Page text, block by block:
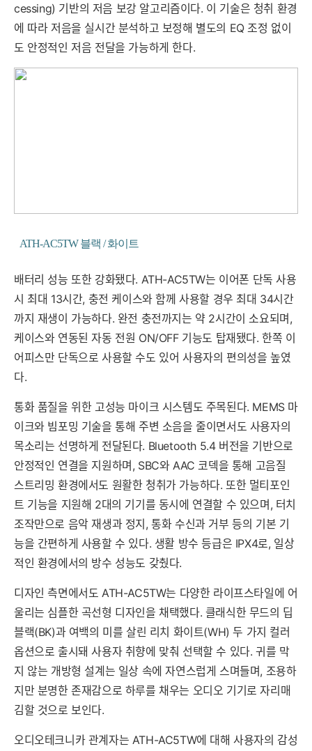
cessing) 기반의 저음 보강 알고리즘이다. 이 기술은 청취 환경
에 따라 저음을 실시간 분석하고 보정해 별도의 EQ 조정 없이
도 안정적인 저음 전달을 가능하게 한다.
ATH-AC5TW 블랙 / 화이트
배터리 성능 또한 강화됐다. ATH-AC5TW는 이어폰 단독 사용
시 최대 13시간, 충전 케이스와 함께 사용할 경우 최대 34시간
까지 재생이 가능하다. 완전 충전까지는 약 2시간이 소요되며,
케이스와 연동된 자동 전원 ON/OFF 기능도 탑재됐다. 한쪽 이
어피스만 단독으로 사용할 수도 있어 사용자의 편의성을 높였
다.
통화 품질을 위한 고성능 마이크 시스템도 주목된다. MEMS 마
이크와 빔포밍 기술을 통해 주변 소음을 줄이면서도 사용자의
목소리는 선명하게 전달된다. Bluetooth 5.4 버전을 기반으로
안정적인 연결을 지원하며, SBC와 AAC 코덱을 통해 고음질
스트리밍 환경에서도 원활한 청취가 가능하다. 또한 멀티포인
트 기능을 지원해 2대의 기기를 동시에 연결할 수 있으며, 터치
조작만으로 음악 재생과 정지, 통화 수신과 거부 등의 기본 기
능을 간편하게 사용할 수 있다. 생활 방수 등급은 IPX4로, 일상
적인 환경에서의 방수 성능도 갖췄다.
디자인 측면에서도 ATH-AC5TW는 다양한 라이프스타일에 어
울리는 심플한 곡선형 디자인을 채택했다. 클래식한 무드의 딥
블랙(BK)과 여백의 미를 살린 리치 화이트(WH) 두 가지 컬러
옵션으로 출시돼 사용자 취향에 맞춰 선택할 수 있다. 귀를 막
지 않는 개방형 설계는 일상 속에 자연스럽게 스며들며, 조용하
지만 분명한 존재감으로 하루를 채우는 오디오 기기로 자리매
김할 것으로 보인다.
오디오테크니카 관계자는 ATH-AC5TW에 대해 사용자의 감성